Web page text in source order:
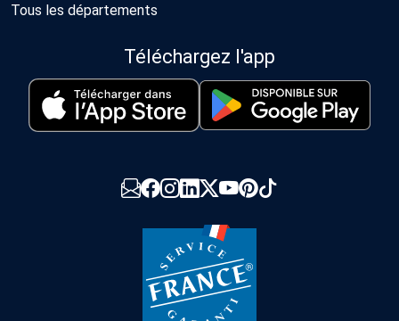
Tous les départements
Téléchargez l'app